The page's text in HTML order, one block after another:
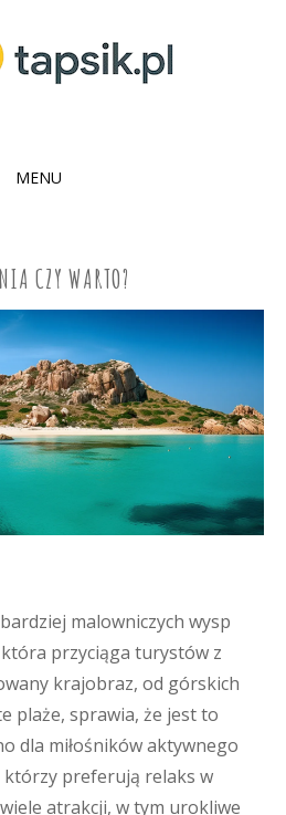
MENU
CZY WARTO?
malowniczych wysp
przyciąga turystów z
krajobraz, od górskich
plaże, sprawia, że jest to
dla miłośników aktywnego
którzy preferują relaks w
atrakcji, w tym urokliwe